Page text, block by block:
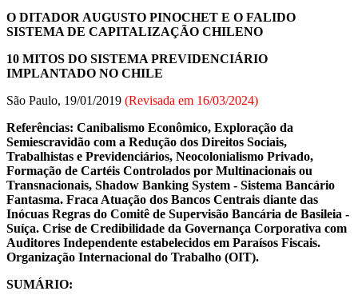
O DITADOR AUGUSTO PINOCHET E O FALIDO
SISTEMA DE CAPITALIZAÇÃO CHILENO
10 MITOS DO SISTEMA PREVIDENCIÁRIO
IMPLANTADO NO CHILE
São Paulo, 19/01/2019 (Revisada em 16/03/2024)
Referências: Canibalismo Econômico, Exploração da
Semiescravidão com a Redução dos Direitos Sociais,
Trabalhistas e Previdenciários, Neocolonialismo Privado,
Formação de Cartéis Controlados por Multinacionais ou
Transnacionais, Shadow Banking System - Sistema Bancário
Fantasma. Fraca Atuação dos Bancos Centrais diante das
Inócuas Regras do Comitê de Supervisão Bancária de Basileia -
Suíça. Crise de Credibilidade da Governança Corporativa com
Auditores Independente estabelecidos em Paraísos Fiscais.
Organização Internacional do Trabalho (OIT).
SUMÁRIO: